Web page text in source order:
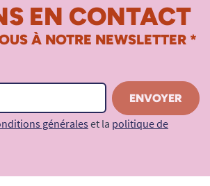
EN CONTACT
À NOTRE NEWSLETTER *
généraleset la politique de